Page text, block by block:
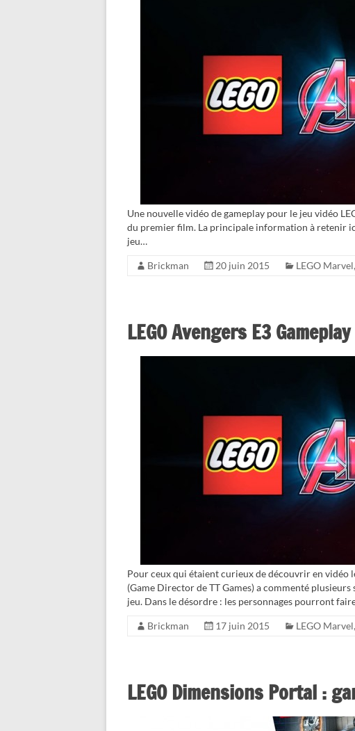
Une nouvelle vidéo de gameplay pour le jeu vidéo
du premier film. La principale information à retenir
jeu…
Brickman 20 juin 2015 LEGO Marvel,
LEGO Avengers E3 Gameplay
Pour ceux qui étaient curieux de découvrir en vidéo
(Game Director de TT Games) a commenté
jeu. Dans le désordre : les personnages pourront
Brickman 17 juin 2015 LEGO Marvel,
LEGO Dimensions Portal :